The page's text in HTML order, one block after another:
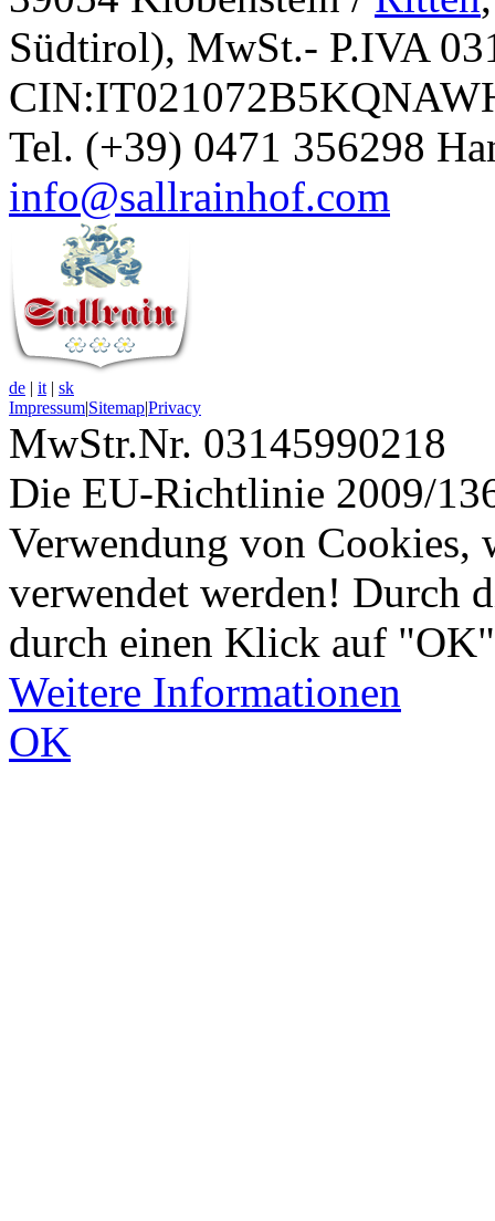
Südtirol), MwSt.- P.IVA
Tel. (+39) 0471 356298
info@sallrainhof.com
de | it | sk
Impressum|Sitemap|Privacy
MwStr.Nr. 03145990218
Die EU-Richtlinie 2009/
Verwendung von Cookies,
verwendet werden! Durch
durch einen Klick auf
Weitere Informationen
OK